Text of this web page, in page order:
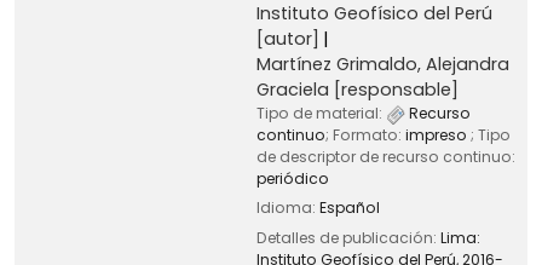
Instituto Geofísico del Perú
[autor]
Martínez Grimaldo, Alejandra
Graciela [responsable]
Tipo de material:
Recurso
continuo; Formato: impreso ; Tipo
de descriptor de recurso continuo:
periódico
Idioma: Español
Detalles de publicación: Lima:
Instituto Geofísico del Perú,2016-